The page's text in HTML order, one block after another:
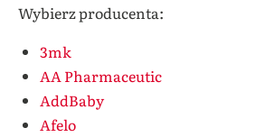
Wybierz producenta:
3mk
AA Pharmaceutic
AddBaby
Afelo